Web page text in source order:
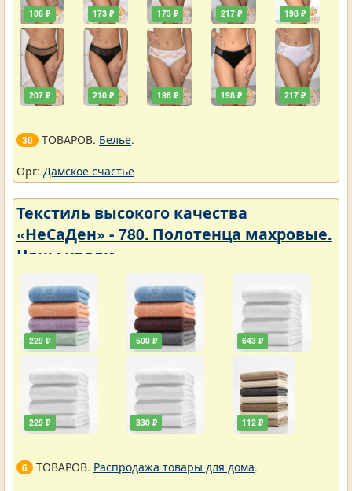
188 ₽
207 ₽
173 ₽
210 ₽
173 ₽
198 ₽
217 ₽
198 ₽
198 ₽
217 ₽
30 ТОВАРОВ. Белье.
Орг: Дамское счастье
Текстиль высокого качества
«НеСаДен» - 780. Полотенца махровые.
Цены упали
229 ₽
229 ₽
500 ₽
330 ₽
643 ₽
112 ₽
6 ТОВАРОВ. Распродажа товары для дома.